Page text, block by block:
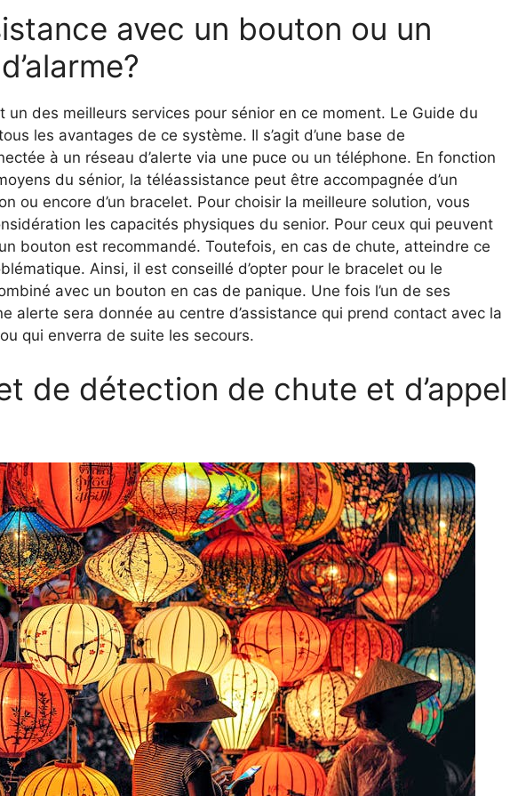
avec un bouton ou un
un des meilleurs services pour sénior en ce moment. Le Guide du
les avantages de ce système. Il s’agit d’une base de
à un réseau d’alerte via une puce ou un téléphone. En fonction
du sénior, la téléassistance peut être accompagnée d’un
ou encore d’un bracelet. Pour choisir la meilleure solution, vous
les capacités physiques du senior. Pour ceux qui peuvent
bouton est recommandé. Toutefois, en cas de chute, atteindre ce
Ainsi, il est conseillé d’opter pour le bracelet ou le
avec un bouton en cas de panique. Une fois l’un de ses
alerte sera donnée au centre d’assistance qui prend contact avec la
qui enverra de suite les secours.
de détection de chute et d’appel